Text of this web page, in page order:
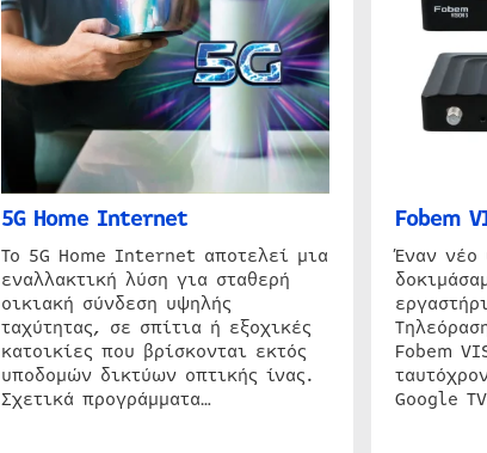
5G Home Internet
Το 5G Home Internet αποτελεί μια
εναλλακτική λύση για σταθερή
οικιακή σύνδεση υψηλής
ταχύτητας, σε σπίτια ή εξοχικές
κατοικίες που βρίσκονται εκτός
υποδομών δικτύων οπτικής ίνας.
Σχετικά προγράμματα…
Fobem
Έναν νέο
Fobem
Google